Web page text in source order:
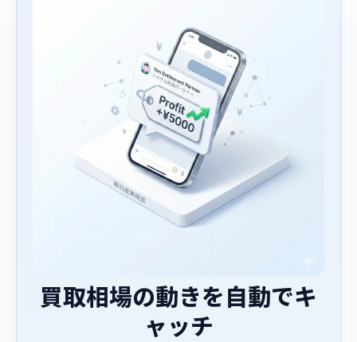
買取相場の動きを自動でキ
ャッチ